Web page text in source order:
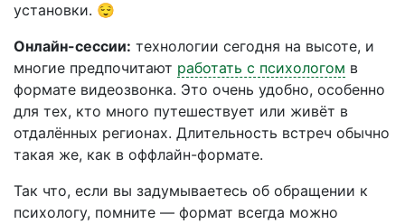
установки. 😌
Онлайн-сессии: технологии сегодня на высоте, и
многие предпочитают работать с психологом в
формате видеозвонка. Это очень удобно, особенно
для тех, кто много путешествует или живёт в
отдалённых регионах. Длительность встреч обычно
такая же, как в оффлайн-формате.
Так что, если вы задумываетесь об обращении к
психологу, помните — формат всегда можно